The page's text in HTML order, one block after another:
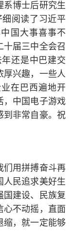
系博士后研究生
细阅读了习近平
国大事喜事不
十届三中全会召
还是中巴建交
厚兴趣，一些人
在巴西遍地开
，中国电子游戏
到非常自豪。祝
们用拼搏奋斗再
人民追求美好生
国建设、民族复
心不动摇，直面
缩，就一定能够